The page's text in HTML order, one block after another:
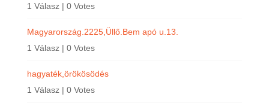
1 Válasz | 0 Votes
Magyarország.2225,Üllő.Bem apó u.13.
1 Válasz | 0 Votes
hagyaték,örökösödés
1 Válasz | 0 Votes